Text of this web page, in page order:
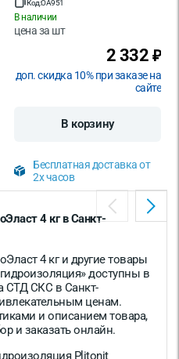
Код:OA951
В наличии
цена за шт
2 332 ₽
доп. скидка 10% при заказе на
сайте
В корзину
Бесплатная доставка от
2х часов
4 кг в Санкт-
4 кг и другие товары
доступны в
СТД СКС в Санкт-
ценам.
и описанием товара,
и заказать онлайн.
Plitonit